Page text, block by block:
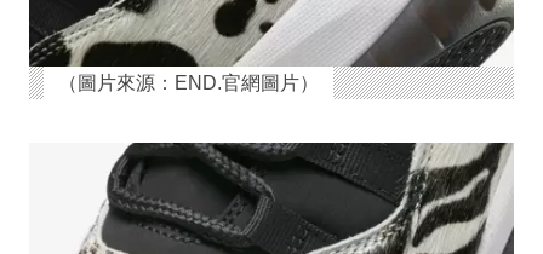
（圖片來源：END.官網圖片）